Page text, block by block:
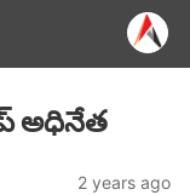
అధినేత
2 years ago